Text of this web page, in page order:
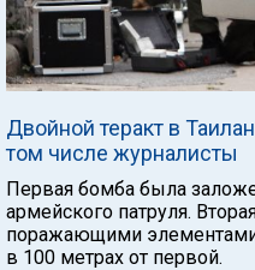
Двойной теракт в
том числе журналисты
Первая бомба была
армейского патруля.
поражающими
в 100 метрах от первой.